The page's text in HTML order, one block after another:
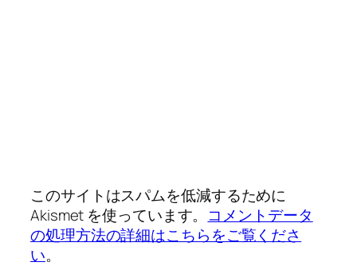
このサイトはスパムを低減するために
Akismet を使っています。 コメントデータ
の処理方法の詳細はこちらをご覧くださ
い。